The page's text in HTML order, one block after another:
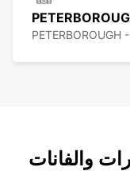
PETERBOROUGH